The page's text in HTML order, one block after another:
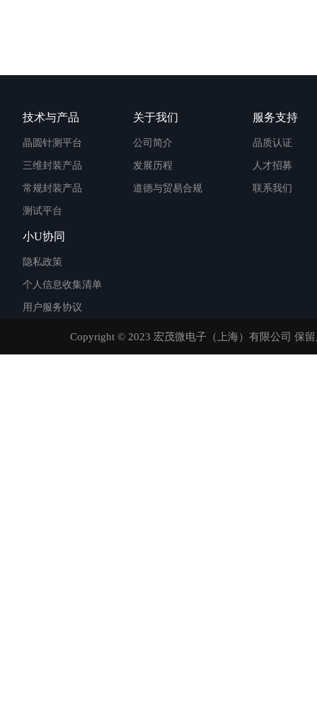
技术与产品
晶圆针测平台
三维封装产品
常规封装产品
测试平台
关于我们
公司简介
发展历程
道德与贸易合规
服务支持
品质认证
人才招募
联系我们
小U协同
隐私政策
个人信息收集清单
用户服务协议
Copyright © 2023 宏茂微电子（上海）有限公司 保